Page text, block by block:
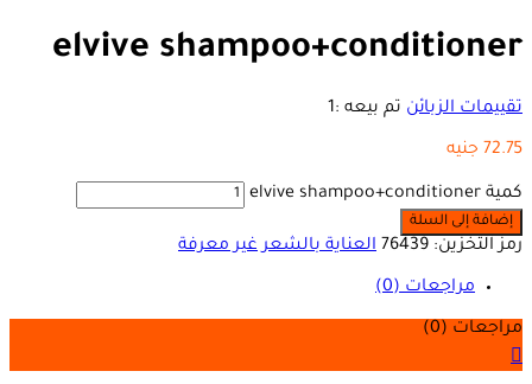
elvive shampoo+conditioner
تقييمات الزبائن تم بيعه :1
72.75 جنيه
كمية elvive shampoo+conditioner
إضافة إلى السلة
رمز التخزين: 76439 العناية بالشعر غير معرفة
مراجعات (0)
مراجعات (0)